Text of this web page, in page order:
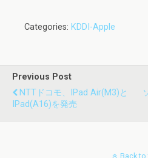
Categories: KDDI-Apple
Previous Post
NTTドコモ、iPad Air(M3)と
IPad(A16)を発売
Back